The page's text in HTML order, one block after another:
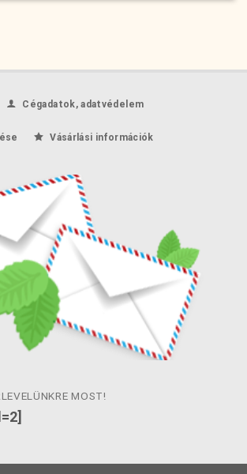
Cégadatok, adatvédelem
Vásárlási információk
MOST!